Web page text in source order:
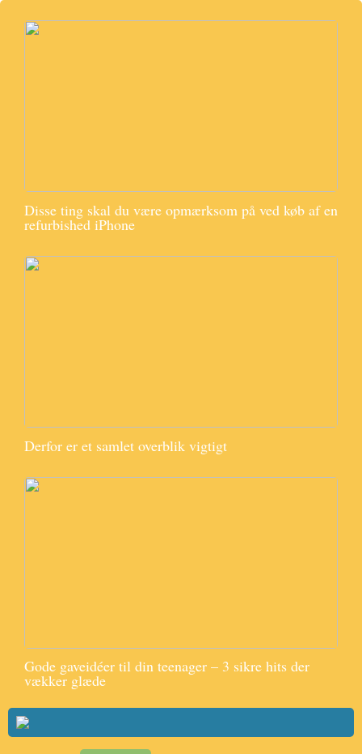
Disse ting skal du være opmærksom på ved køb af en
refurbished iPhone
Derfor er et samlet overblik vigtigt
Gode gaveidéer til din teenager – 3 sikre hits der
vækker glæde